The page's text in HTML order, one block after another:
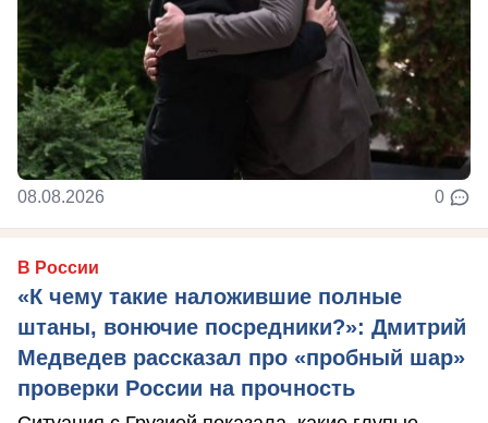
08.08.2026 0
В России
«К чему такие наложившие полные
штаны, вонючие посредники?»: Дмитрий
Медведев рассказал про «пробный шар»
проверки России на прочность